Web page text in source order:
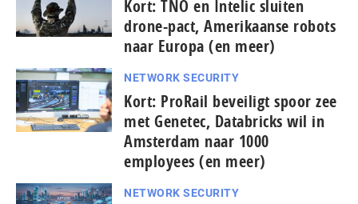
Kort: TNO en Intelic sluiten
drone-pact, Amerikaanse robots
naar Europa (en meer)
NETWORK SECURITY
Kort: ProRail beveiligt spoor zee
met Genetec, Databricks wil in
Amsterdam naar 1000
employees (en meer)
NETWORK SECURITY